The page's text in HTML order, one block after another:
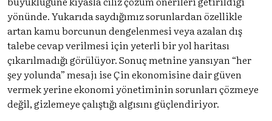
yönünde. Yukarıda saydığımız sorunlardan özellikle
artan kamu borcunun dengelenmesi veya azalan dış
talebe cevap verilmesi için yeterli bir yol haritası
çıkarılmadığı görülüyor. Sonuç metnine yansıyan “her
şey yolunda” mesajı ise Çin ekonomisine dair güven
vermek yerine ekonomi yönetiminin sorunları çözmeye
değil, gizlemeye çalıştığı algısını güçlendiriyor.